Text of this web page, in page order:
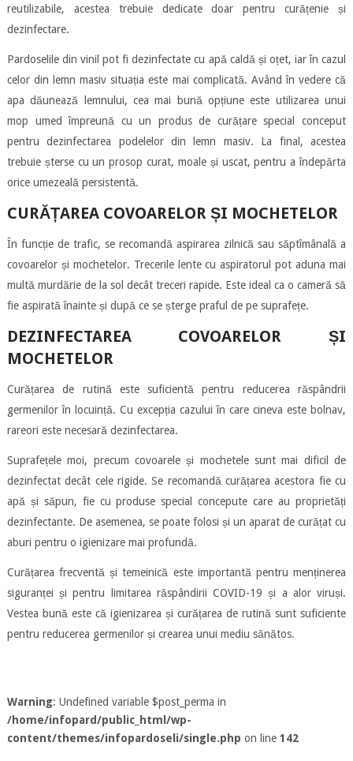
reutilizabile, acestea trebuie dedicate doar pentru curățenie și
dezinfectare.
Pardoselile din vinil pot fi dezinfectate cu apă caldă și oțet, iar în cazul
celor din lemn masiv situația este mai complicată. Având în vedere că
apa dăunează lemnului, cea mai bună opțiune este utilizarea unui
mop umed împreună cu un produs de curățare special conceput
pentru dezinfectarea podelelor din lemn masiv. La final, acestea
trebuie șterse cu un prosop curat, moale și uscat, pentru a îndepărta
orice umezeală persistentă.
CURĂȚAREA COVOARELOR ȘI MOCHETELOR
În funcție de trafic, se recomandă aspirarea zilnică sau săptîmânală a
covoarelor și mochetelor. Trecerile lente cu aspiratorul pot aduna mai
multă murdărie de la sol decât treceri rapide. Este ideal ca o cameră să
fie aspirată înainte și după ce se șterge praful de pe suprafețe.
DEZINFECTAREA COVOARELOR ȘI
MOCHETELOR
Curățarea de rutină este suficientă pentru reducerea răspândrii
germenilor în locuință. Cu excepția cazului în care cineva este bolnav,
rareori este necesară dezinfectarea.
Suprafețele moi, precum covoarele și mochetele sunt mai dificil de
dezinfectat decât cele rigide. Se recomandă curățarea acestora fie cu
apă și săpun, fie cu produse special concepute care au proprietăți
dezinfectante. De asemenea, se poate folosi și un aparat de curățat cu
aburi pentru o igienizare mai profundă.
Curățarea frecventă și temeinică este importantă pentru menținerea
siguranței și pentru limitarea răspândirii COVID-19 și a alor viruși.
Vestea bună este că igienizarea și curățarea de rutină sunt suficiente
pentru reducerea germenilor și crearea unui mediu sănătos.
Warning: Undefined variable $post_perma in
/home/infopard/public_html/wp-
content/themes/infopardoseli/single.php on line 142